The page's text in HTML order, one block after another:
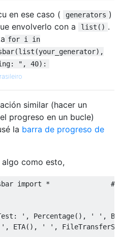
en ese caso ( generators )
envolverlo con a
list() .
for i in
", 40):
similar (hacer un
progreso en un bucle)
la barra de progreso de
algo como esto,
import * #
' , Percentage(), ' ' ,
, ETA(), ' ' ,